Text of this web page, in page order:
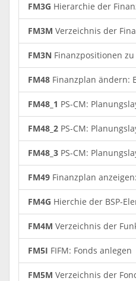
FM3G Hierarchie der
FM3M Verzeichnis der
FM3N Finanzpositionen
FM48 Finanzplan ändern:
FM48_1 PS-CM:
FM48_2 PS-CM:
FM48_3 PS-CM:
FM49 Finanzplan
FM4G Hierchie der BSP-
FM4M Verzeichnis der
FM5I FIFM: Fonds anlegen
FM5M Verzeichnis der